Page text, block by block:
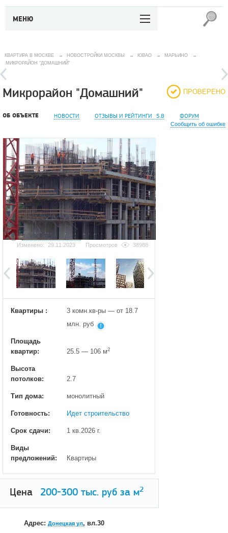
МЕНЮ
КВАРТИРА В МОСКВЕ → НОВОСТРОЙКИ МОСКВЫ → ЮВАО → МАРЬИНО
→
МИКРОРАЙОН "ДОМАШНИЙ"
Микрорайон "Домашний" ПРОВЕРЕНО
ОБ ОБЪЕКТЕ НОВОСТИ ОТЗЫВЫ И РЕЙТИНГИ 5.8 ФОРУМ
Сообщить об ошибке
Добавить фотографию
Изменено:
29.11.2023 Просмотров 38988
Квартиры :
3 комн.кв-ры — от 18.7
млн. руб
Площадь
квартир:
25.5 — 106 м2
Высота
потолков:
2.7
Тип дома: монолитный
Готовность: Идет строительство
Срок сдачи: 1 кв.2026 г.
Виды
предложений:
Квартиры
Цена 200-300 тыс. руб за м2
Адрес: Донецкая ул, вл.30